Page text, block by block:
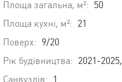
Площа загальна, м²: 50
Площа кухні, м²: 21
Поверх: 9/20
Рік будівництва: 2021-
Санвузлів:
1